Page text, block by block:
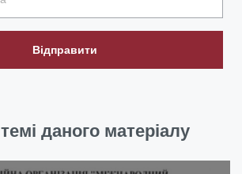
Відправити
даного матеріалу